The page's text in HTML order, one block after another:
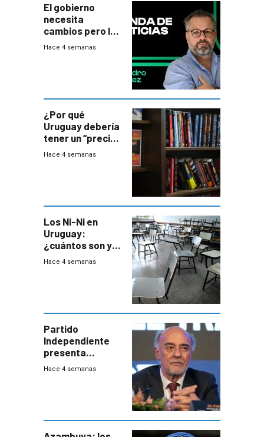
El gobierno
necesita
cambios pero los
ministros tienen
Hace 4 semanas
¿Por qué
Uruguay debería
tener un “precio
único” en los
Hace 4 semanas
Los Ni-Ni en
Uruguay:
¿cuántos son y
en dónde están?
Hace 4 semanas
Partido
Independiente
presenta
demanda civil
Hace 4 semanas